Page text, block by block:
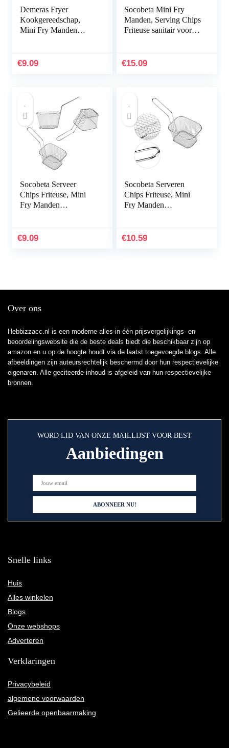
Demeras Fryer
Kookgereedschap,
Mini Fry Manden
restaurants
€9.09
Socobeta Mini Fry
Manden, Serving Chips
Friteuse sanitair voor
€15.09
Socobeta Serveer
Chips Friteuse, Mini
Fry Manden
€9.09
Socobeta Serveren
Chips Friteuse, Mini
Fry Manden
restaurants thuis
€10.59
Over ons
Hebbizzacc.nl is een moderne alles-in-één prijsvergelijkings- en
beoordelingswebsite die de beste deals biedt die beschikbaar zijn op
amazon en u op de hoogte houdt via de laatst toegevoegde blogs. Alle
afbeeldingen zijn auteursrechtelijk beschermd door hun respectievelijke
eigenaren. Alle geciteerde inhoud is afgeleid van hun respectievelijke
bronnen.
WORD LID VAN ONZE MAILLIJST VOOR BEST
Aanbiedingen
Snelle links
Huis
Alles winkelen
Blogs
Onze webshops
Adverteren
Verklaringen
Privacybeleid
algemene voorwaarden
Gelieerde openbaarmaking